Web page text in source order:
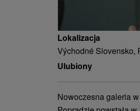
Lokalizacja
Východné Slovensko,
Ulubiony
Nowoczesna galeria